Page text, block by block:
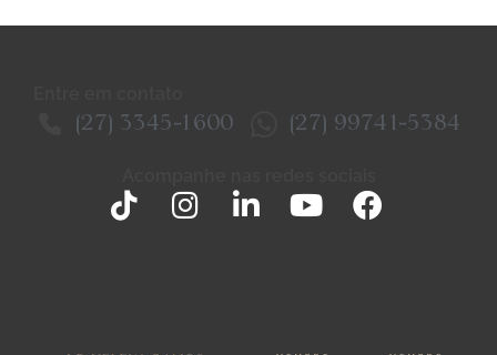
(27) 3345-1600 (27) 99741-5384